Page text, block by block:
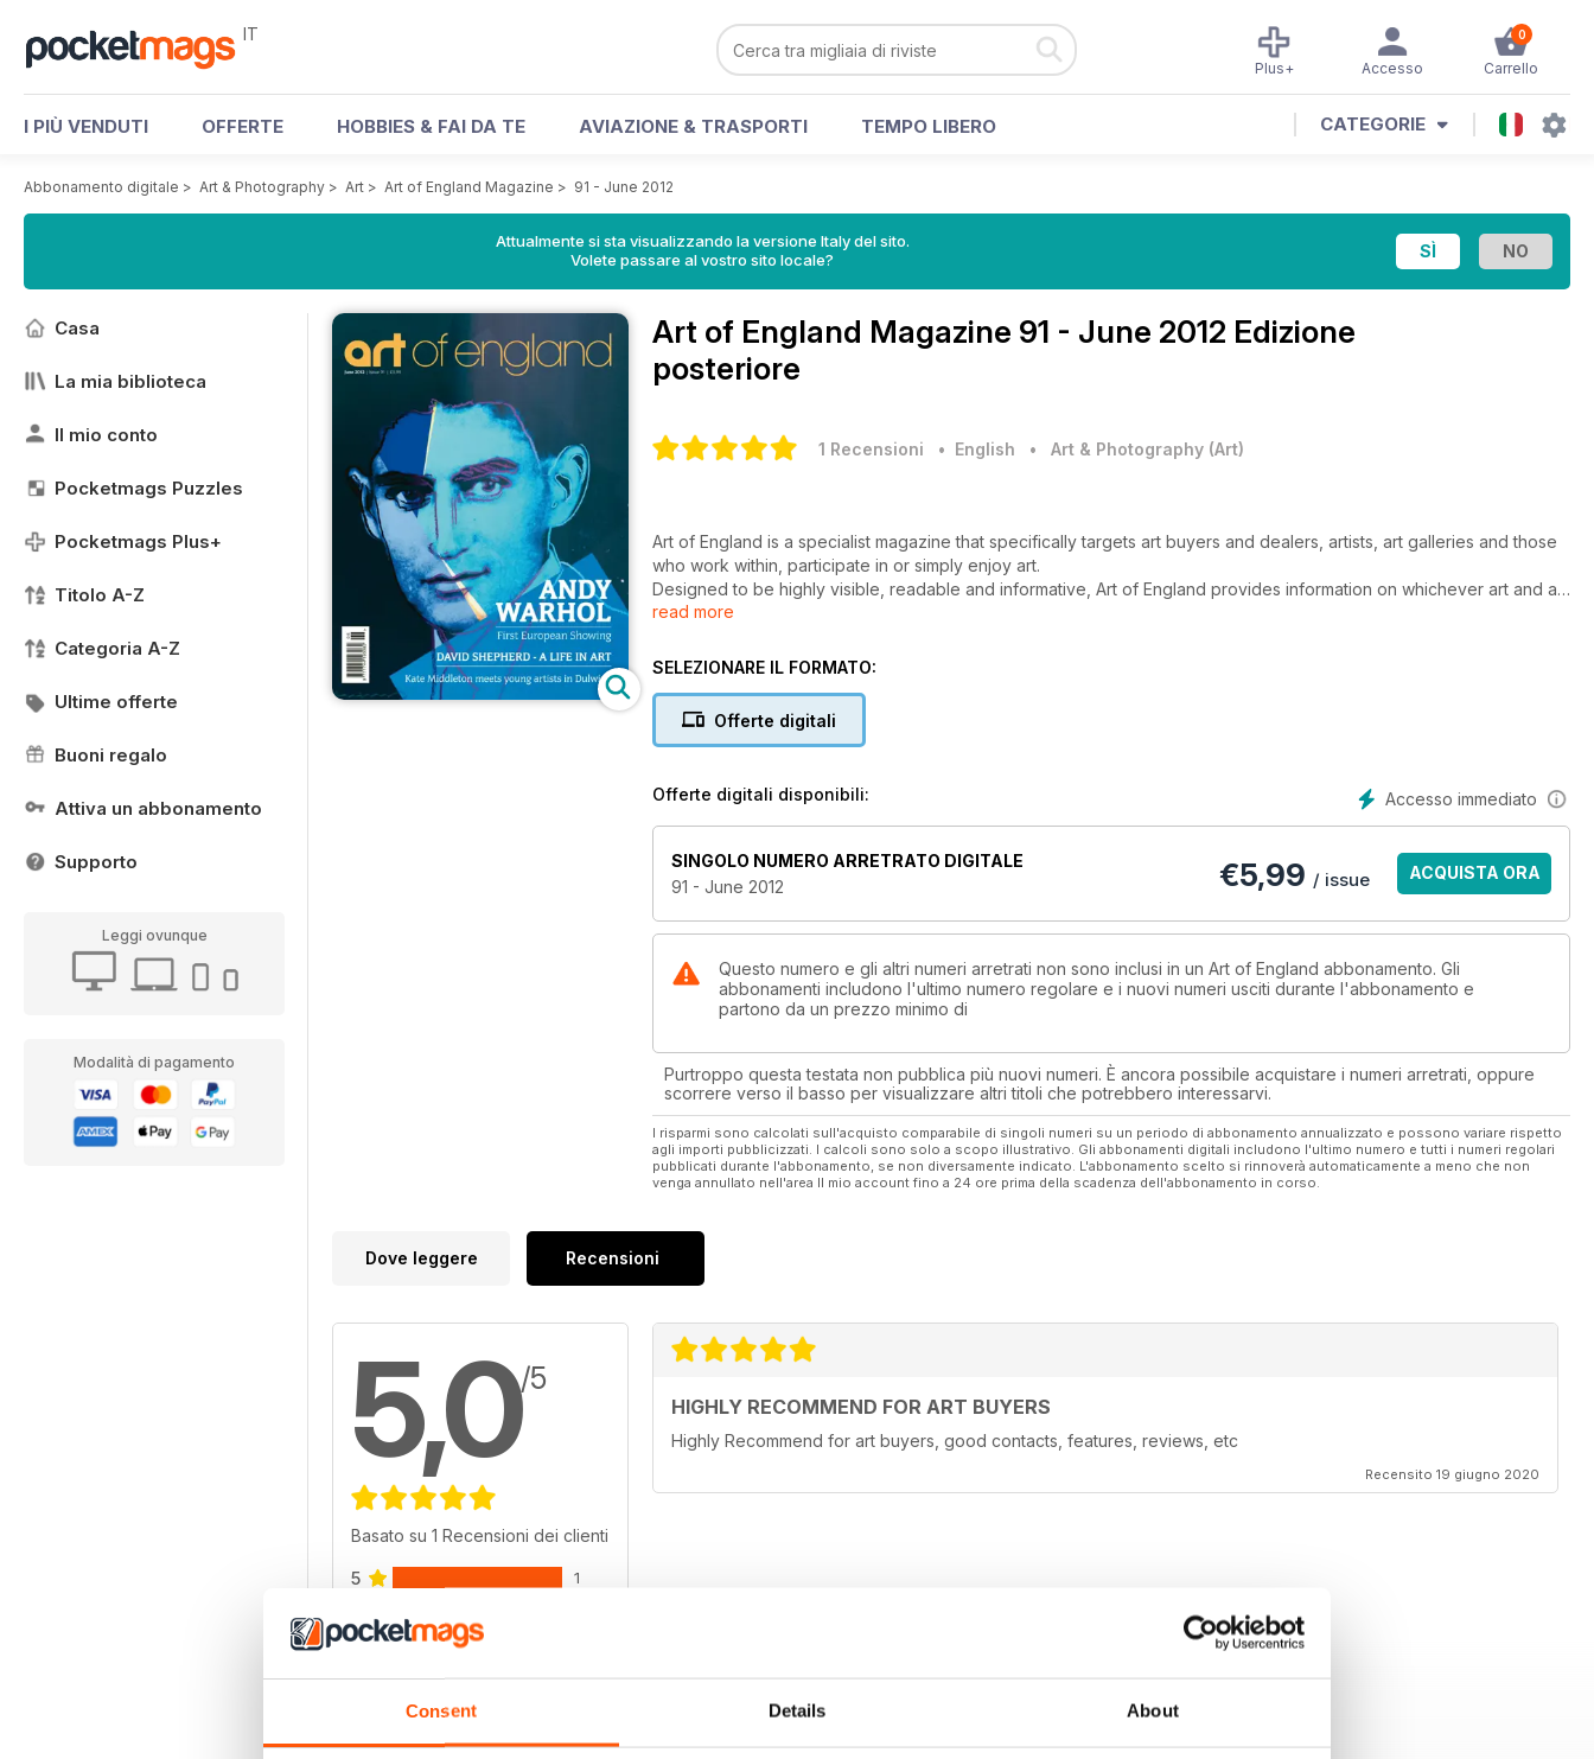
Consent Details About
IT 0
Carrello
Accesso
Plus+
I PIÙ VENDUTI OFFERTE HOBBIES & FAI DA TE AVIAZIONE & TRASPORTI TEMPO LIBERO CATEGORIE
Abbonamento digitale > Art & Photography > Art > Art of England Magazine > 91 - June 2012
Attualmente si sta visualizzando la versione Italy del sito.
Volete passare al vostro sito locale?
Casa
La mia biblioteca
Il mio conto
Pocketmags Puzzles
Pocketmags Plus+
Titolo A-Z
Categoria A-Z
Ultime offerte
Buoni regalo
Attiva un abbonamento
Supporto
Leggi ovunque
Modalità di pagamento
Art of England Magazine 91 - June 2012 Edizione
posteriore
1 Recensioni • English • Art & Photography (Art)
Art of England is a specialist magazine that specifically targets art buyers and dealers, artists, art galleries and those
who work within, participate in or simply enjoy art.
Designed to be highly visible, readable and informative, Art of England provides information on whichever art and art
events are available, topical and newsworthy each month. With great editorial diversity, articles of exceptional
reviews, previews and an insight into traditional and modern/abstract art from established and emerging artists,
read more
SELEZIONARE IL FORMATO:
Offerte digitali
Accesso immediato
Offerte digitali disponibili:
SINGOLO NUMERO ARRETRATO DIGITALE
91 - June 2012
€5,99 / issue ACQUISTA ORA
Questo numero e gli altri numeri arretrati non sono inclusi in un Art of England abbonamento. Gli
abbonamenti includono l'ultimo numero regolare e i nuovi numeri usciti durante l'abbonamento e
partono da un prezzo minimo di
Purtroppo questa testata non pubblica più nuovi numeri. È ancora possibile acquistare i numeri arretrati, oppure
scorrere verso il basso per visualizzare altri titoli che potrebbero interessarvi.
I risparmi sono calcolati sull'acquisto comparabile di singoli numeri su un periodo di abbonamento annualizzato e possono variare rispetto
agli importi pubblicizzati. I calcoli sono solo a scopo illustrativo. Gli abbonamenti digitali includono l'ultimo numero e tutti i numeri regolari
pubblicati durante l'abbonamento, se non diversamente indicato. L'abbonamento scelto si rinnoverà automaticamente a meno che non
venga annullato nell'area Il mio account fino a 24 ore prima della scadenza dell'abbonamento in corso.
Dove leggere Recensioni
5,0/5
Basato su 1 Recensioni dei clienti
5 1
HIGHLY RECOMMEND FOR ART BUYERS
Highly Recommend for art buyers, good contacts, features, reviews, etc
Recensito 19 giugno 2020